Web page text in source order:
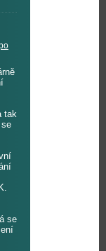
tak
se